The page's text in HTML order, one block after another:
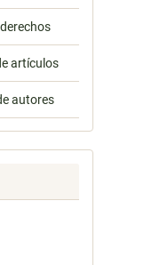
artículos
autores